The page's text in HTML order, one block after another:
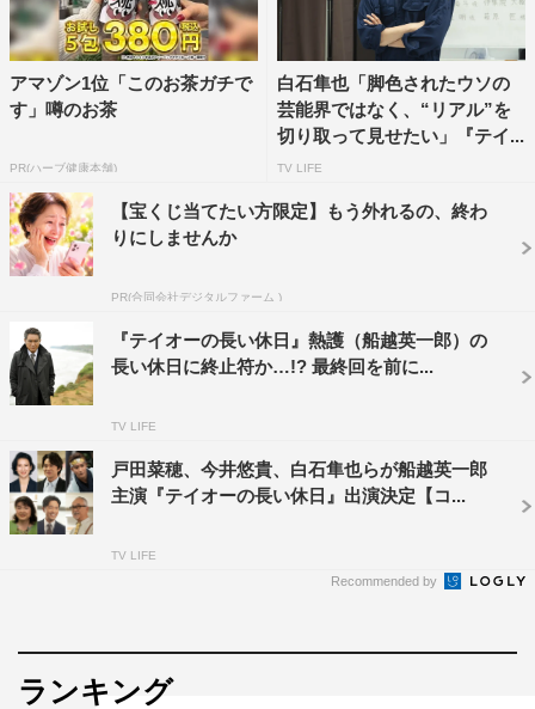
ではない。
懐かしい“古巣”に、いま再び足を踏み入れた船越。「ここ
はさぁ、もう数えきれないほど来てるんだよ」と、旧友と
の再会を果たしたような船越の柔らかな表情が、とても印
象的だった。いざ撮影かと思いきや、制作スタッフの口か
らもう1つのビッグニュースが。「本日、船越さんから、
カフェ・カーの差し入れがございます！」。
アマゾン1位「このお茶ガチで
す」噂のお茶
PR(ハーブ健康本舗)
白石隼也「脚色されたウソの
芸能界ではなく、“リアル”を
切り取って見せたい」『テイ...
TV LIFE
【宝くじ当てたい方限定】もう外れるの、終わ
りにしませんか
PR(合同会社デジタルファーム )
『テイオーの長い休日』熱護（船越英一郎）の
長い休日に終止符か…!? 最終回を前に...
TV LIFE
戸田菜穂、今井悠貴、白石隼也らが船越英一郎
主演『テイオーの長い休日』出演決定【コ...
TV LIFE
Recommended by
ランキング